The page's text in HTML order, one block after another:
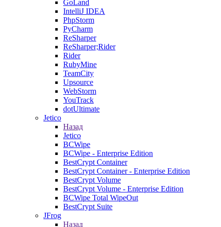
GoLand
IntelliJ IDEA
PhpStorm
PyCharm
ReSharper
ReSharper;Rider
Rider
RubyMine
TeamCity
Upsource
WebStorm
YouTrack
dotUltimate
Jetico
Назад
Jetico
BCWipe
BCWipe - Enterprise Edition
BestCrypt Container
BestCrypt Container - Enterprise Edition
BestCrypt Volume
BestCrypt Volume - Enterprise Edition
BCWipe Total WipeOut
BestCrypt Suite
JFrog
Назад